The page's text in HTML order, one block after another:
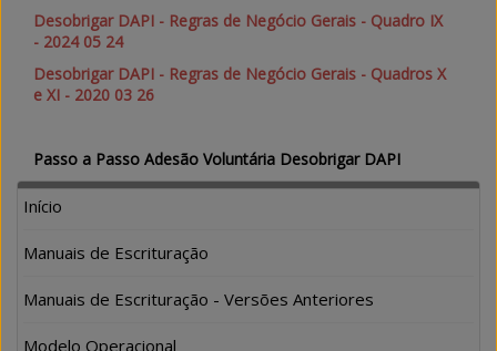
Desobrigar DAPI - Regras de Negócio Gerais - Quadro IX
- 2024 05 24
Desobrigar DAPI - Regras de Negócio Gerais - Quadros X
e XI - 2020 03 26
Passo a Passo Adesão Voluntária Desobrigar DAPI
Início
Manuais de Escrituração
Manuais de Escrituração - Versões Anteriores
Modelo Operacional